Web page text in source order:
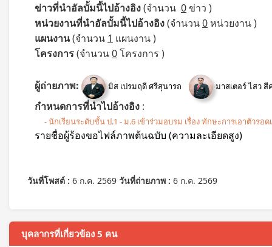
ข่าวที่นำอัลบั้มนี้ไปอ้างอิง(จำนวน 0ข่าว )
หน่วยงานที่นำอัลบั้มนี้ไปอ้างอิง(จำนวน0หน่วยงาน )
แผนงาน(จำนวน 1 แผนงาน )
โครงการ(จำนวน0โครงการ )
ผู้ถ่ายภาพ: มิส เปรมฤดี ศรีสุนารถ มาสเตอร์ ไสว
กำหนดการที่นำไปอ้างอิง :
- นักเรียนระดับชั้น ป.1 - ม.6 เข้าร่วมอบรม เรื่อง ทักษะการเอาตัวร
รายชื่อผู้ร้องขอไฟล์ภาพต้นฉบับ (ความละเอียดสูง)
วันที่โพสต์ : 6 ก.ค. 2569 วันที่ถ่ายภาพ : 6 ก.ค. 2569
บุคลากรที่เกี่ยวข้อง 5 คน